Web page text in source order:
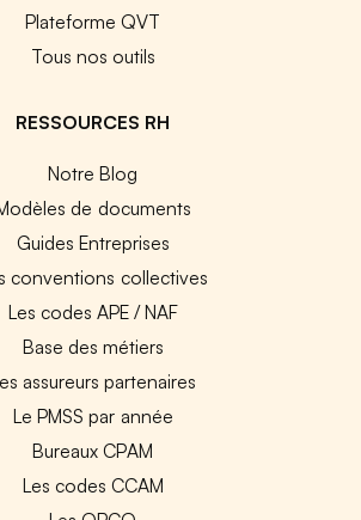
Plateforme QVT
Tous nos outils
RESSOURCES RH
Notre Blog
de documents
Guides Entreprises
conventions collectives
Les codes APE / NAF
Base des métiers
assureurs partenaires
Le PMSS par année
Bureaux CPAM
Les codes CCAM